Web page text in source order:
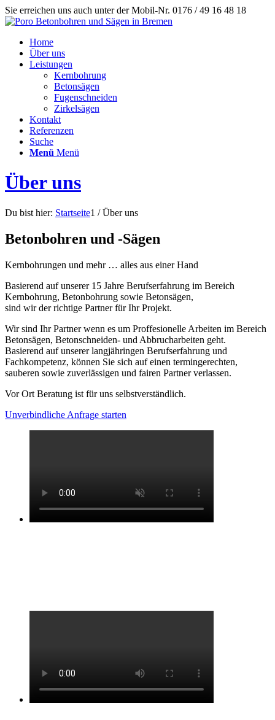
Sie erreichen uns auch unter der Mobil-Nr. 0176 / 49 16 48 18
Home
Über uns
Leistungen
Kernbohrung
Betonsägen
Fugenschneiden
Zirkelsägen
Kontakt
Referenzen
Suche
Menü Menü
Über uns
Du bist hier: Startseite1 / Über uns
Betonbohren und -Sägen
Kernbohrungen und mehr … alles aus einer Hand
Basierend auf unserer 15 Jahre Berufserfahrung im Bereich
Kernbohrung, Betonbohrung sowie Betonsägen,
sind wir der richtige Partner für Ihr Projekt.
Wir sind Ihr Partner wenn es um Proffesionelle Arbeiten im Bereich
Betonsägen, Betonschneiden- und Abbrucharbeiten geht.
Basierend auf unserer langjähringen Berufserfahrung und
Fachkompetenz, können Sie sich auf einen termingerechten,
sauberen sowie zuverlässigen und fairen Partner verlassen.
Vor Ort Beratung ist für uns selbstverständlich.
Unverbindliche Anfrage starten